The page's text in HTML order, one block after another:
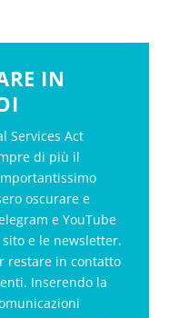
IN
Services Act
di più il
oscurare e
e YouTube
e le newsletter.
restare in contatto
Inserendo la